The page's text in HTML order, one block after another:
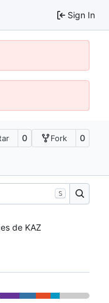
Sign In
0 Fork 0
S
de KAZ